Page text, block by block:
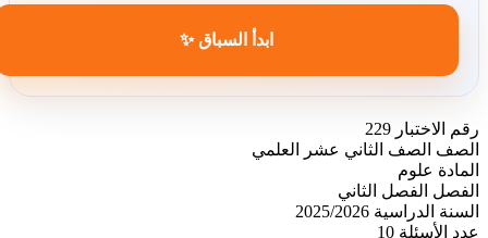
ابدأ السباق ✨
رقم الاختبار 229
الصف
الصف الثاني عشر العلمي
المادة
علوم
الفصل
الفصل الثاني
السنة الدراسية 2025/2026
عدد الأسئلة 10